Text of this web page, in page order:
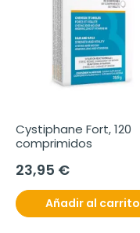
Cystiphane Fort, 120
comprimidos
23,95 €
Añadir al carrito